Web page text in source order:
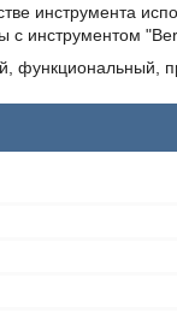
инструмента
с инструментом
функциональный,